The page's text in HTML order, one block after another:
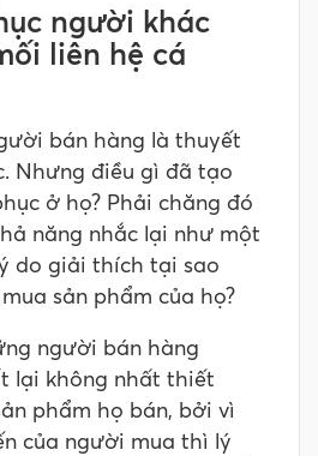
người khác
liên hệ cá
bán hàng là thuyết
Nhưng điều gì đã tạo
ở họ? Phải chăng đó
năng nhắc lại như một
do giải thích tại sao
sản phẩm của họ?
người bán hàng
lại không nhất thiết
phẩm họ bán, bởi vì
của người mua thì lý